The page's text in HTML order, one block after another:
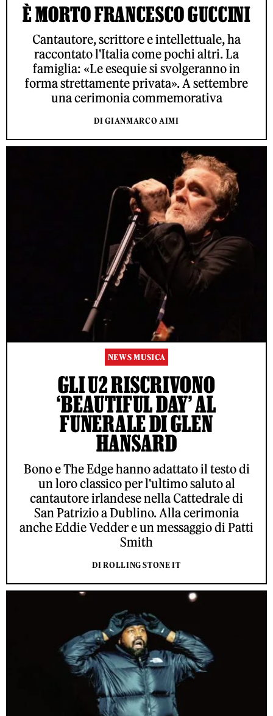
È MORTO FRANCESCO GUCCINI
Cantautore, scrittore e intellettuale, ha
raccontato l'Italia come pochi altri. La
famiglia: «Le esequie si svolgeranno in
forma strettamente privata». A settembre
una cerimonia commemorativa
DI GIANMARCO AIMI
NEWS MUSICA
GLI U2 RISCRIVONO
‘BEAUTIFUL DAY’ AL
FUNERALE DI GLEN
HANSARD
Bono e The Edge hanno adattato il testo di
un loro classico per l'ultimo saluto al
cantautore irlandese nella Cattedrale di
San Patrizio a Dublino. Alla cerimonia
anche Eddie Vedder e un messaggio di Patti
Smith
DI ROLLING STONE IT